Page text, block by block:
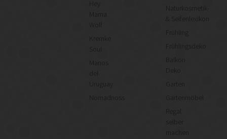
Mama
Wolf
Kremke
Manos
Uruguay
Nomadnoss
Naturkosmetik-
& Seifenlexikon
Frühling
Frühlingsdeko
Balkon
Deko
Garten
Gartenmöbel
Regal